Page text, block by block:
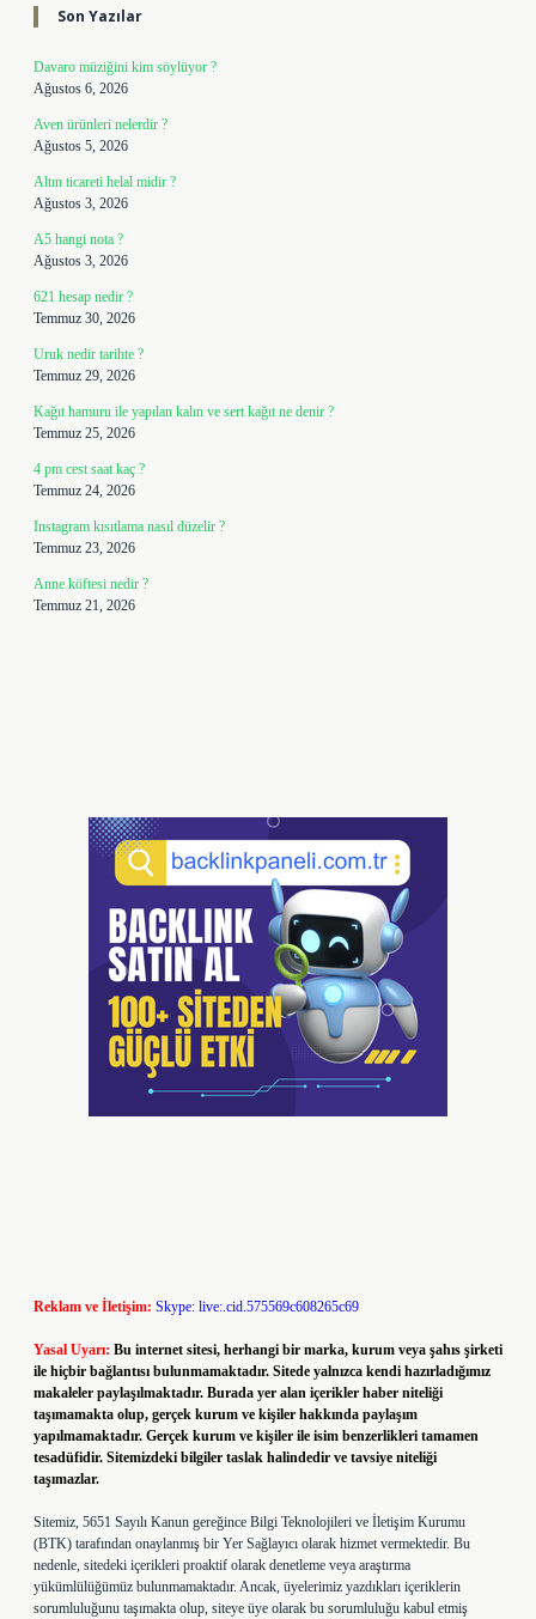
Son Yazılar
Davaro müziğini kim söylüyor ?
Ağustos 6, 2026
Aven ürünleri nelerdir ?
Ağustos 5, 2026
Altın ticareti helal midir ?
Ağustos 3, 2026
A5 hangi nota ?
Ağustos 3, 2026
621 hesap nedir ?
Temmuz 30, 2026
Uruk nedir tarihte ?
Temmuz 29, 2026
Kağıt hamuru ile yapılan kalın ve sert kağıt ne denir ?
Temmuz 25, 2026
4 pm cest saat kaç ?
Temmuz 24, 2026
Instagram kısıtlama nasıl düzelir ?
Temmuz 23, 2026
Anne köftesi nedir ?
Temmuz 21, 2026
Reklam ve İletişim: Skype: live:.cid.575569c608265c69
Yasal Uyarı: Bu internet sitesi, herhangi bir marka, kurum veya şahıs şirketi
ile hiçbir bağlantısı bulunmamaktadır. Sitede yalnızca kendi hazırladığımız
makaleler paylaşılmaktadır. Burada yer alan içerikler haber niteliği
taşımamakta olup, gerçek kurum ve kişiler hakkında paylaşım
yapılmamaktadır. Gerçek kurum ve kişiler ile isim benzerlikleri tamamen
tesadüfidir. Sitemizdeki bilgiler taslak halindedir ve tavsiye niteliği
taşımazlar.
Sitemiz, 5651 Sayılı Kanun gereğince Bilgi Teknolojileri ve İletişim Kurumu
(BTK) tarafından onaylanmış bir Yer Sağlayıcı olarak hizmet vermektedir. Bu
nedenle, sitedeki içerikleri proaktif olarak denetleme veya araştırma
yükümlülüğümüz bulunmamaktadır. Ancak, üyelerimiz yazdıkları içeriklerin
sorumluluğunu taşımakta olup, siteye üye olarak bu sorumluluğu kabul etmiş